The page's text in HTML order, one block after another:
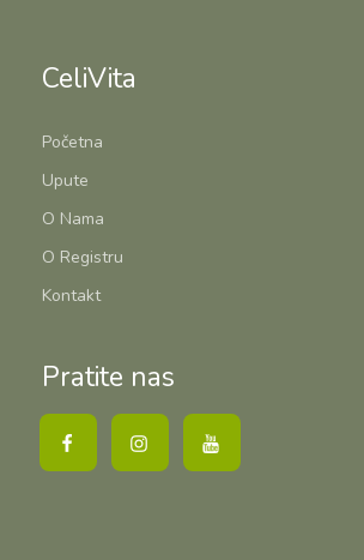
CeliVita
Početna
Upute
O Nama
O Registru
Kontakt
Pratite nas